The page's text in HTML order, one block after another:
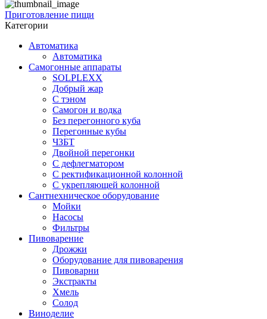
Приготовление пищи
Категории
Автоматика
Автоматика
Самогонные аппараты
SOLPLEXX
Добрый жар
С тэном
Самогон и водка
Без перегонного куба
Перегонные кубы
ЧЗБТ
Двойной перегонки
С дефлегматором
С ректификационной колонной
С укрепляющей колонной
Сантнехническое оборудование
Мойки
Насосы
Фильтры
Пивоварение
Дрожжи
Оборудование для пивоварения
Пивоварни
Экстракты
Хмель
Солод
Виноделие